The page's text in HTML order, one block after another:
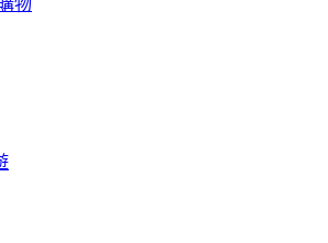
物